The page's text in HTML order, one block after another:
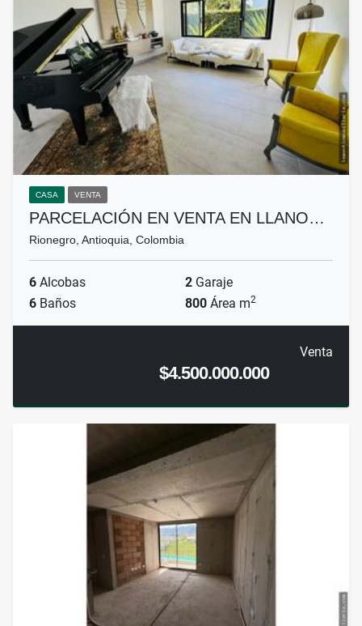
CASA VENTA
PARCELACIÓN EN VENTA EN LLANO…
Rionegro, Antioquia, Colombia
6 Alcobas 2 Garaje
6 Baños 800 Área m2
Venta
$4.500.000.000